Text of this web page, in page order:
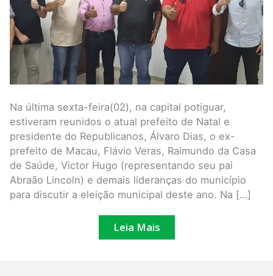
Na última sexta-feira(02), na capital potiguar,
estiveram reunidos o atual prefeito de Natal e
presidente do Republicanos, Álvaro Dias, o ex-
prefeito de Macau, Flávio Veras, Raimundo da Casa
de Saúde, Victor Hugo (representando seu pai
Abraão Lincoln) e demais lideranças do município
para discutir a eleição municipal deste ano. Na […]
Leia Mais